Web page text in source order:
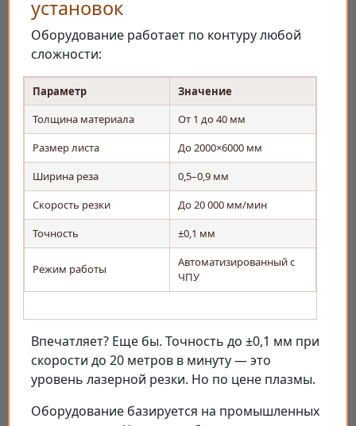
установок
Оборудование работает по контуру любой
сложности:
Параметр
Значение
Толщина материала
От 1 до 40 мм
Размер листа
До 2000×6000 мм
Ширина реза
0,5–0,9 мм
Скорость резки
До 20 000 мм/мин
Точность
±0,1 мм
Режим работы
Автоматизированный с
ЧПУ
Впечатляет? Еще бы. Точность до ±0,1 мм при
скорости до 20 метров в минуту — это
уровень лазерной резки. Но по цене плазмы.
Оборудование базируется на промышленных